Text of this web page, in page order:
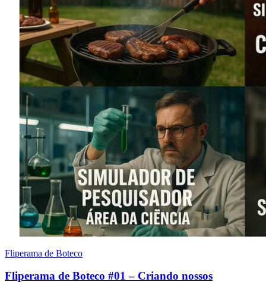
Fliperama de Boteco
Fliperama de Boteco #01 – Criando nossos